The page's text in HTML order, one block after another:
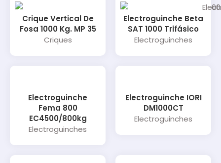
Crique Vertical De
Fosa 1000 Kg. MP 35
Criques
Electroguinche Beta
SAT 1000 Trifásico
Electroguinches
Electroguinche
Fema 800
EC4500/800kg
Electroguinches
Electroguinche IORI
DM1000CT
Electroguinches